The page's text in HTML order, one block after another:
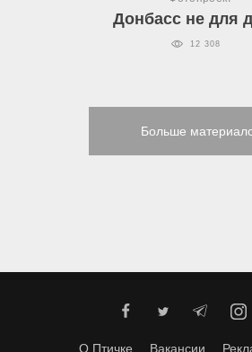
Донбасс не для
12 308
Больше
О Птичке Вакансии